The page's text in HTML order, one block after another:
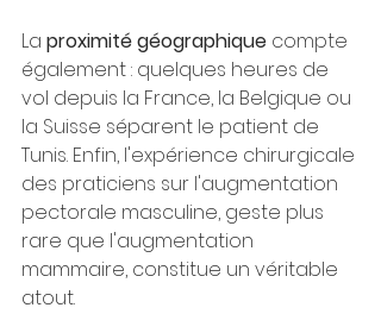
La proximité géographique compte
également : quelques heures de
vol depuis la France, la Belgique ou
la Suisse séparent le patient de
Tunis. Enfin, l'expérience chirurgicale
des praticiens sur l'augmentation
pectorale masculine, geste plus
rare que l'augmentation
mammaire, constitue un véritable
atout.